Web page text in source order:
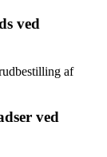
ved
af
ved